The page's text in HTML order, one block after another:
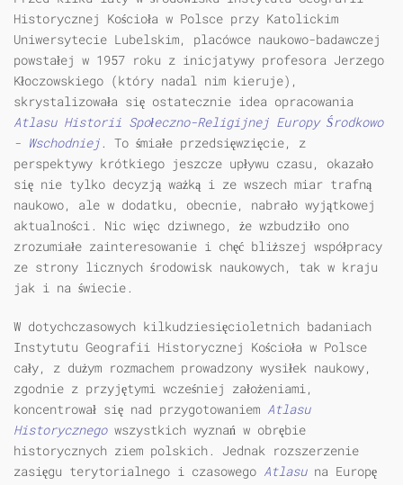
Historycznej Kościoła w Polsce przy Katolickim
Uniwersytecie Lubelskim, placówce naukowo-badawczej
powstałej w 1957 roku z inicjatywy profesora Jerzego
Kłoczowskiego (który nadal nim kieruje),
skrystalizowała się ostatecznie idea opracowania
Atlasu Historii Społeczno-Religijnej Europy Środkowo
- Wschodniej. To śmiałe przedsięwzięcie, z
perspektywy krótkiego jeszcze upływu czasu, okazało
się nie tylko decyzją ważką i ze wszech miar trafną
naukowo, ale w dodatku, obecnie, nabrało wyjątkowej
aktualności. Nic więc dziwnego, że wzbudziło ono
zrozumiałe zainteresowanie i chęć bliższej współpracy
ze strony licznych środowisk naukowych, tak w kraju
jak i na świecie.
W dotychczasowych kilkudziesięcioletnich badaniach
Instytutu Geografii Historycznej Kościoła w Polsce
cały, z dużym rozmachem prowadzony wysiłek naukowy,
zgodnie z przyjętymi wcześniej założeniami,
koncentrował się nad przygotowaniem Atlasu
Historycznegowszystkich wyznań w obrębie
historycznych ziem polskich. Jednak rozszerzenie
zasięgu terytorialnego i czasowego Atlasuna Europę